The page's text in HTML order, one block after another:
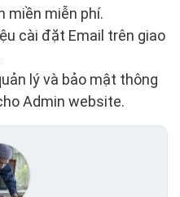
miền miễn phí.
cài đặt Email trên giao
lý và bảo mật thông
Admin website.